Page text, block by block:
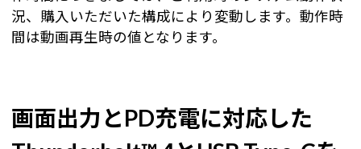
況、購入いただいた構成により変動します。動作時
間は動画再生時の値となります。
画面出力とPD充電に対応した